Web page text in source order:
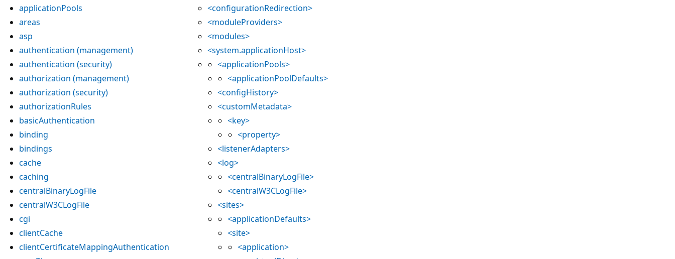
applicationPools
areas
asp
authentication (management)
authentication (security)
authorization (management)
authorization (security)
authorizationRules
basicAuthentication
binding
bindings
cache
caching
centralBinaryLogFile
centralW3CLogFile
cgi
clientCache
clientCertificateMappingAuthentication
<configurationRedirection>
<moduleProviders>
<modules>
<system.applicationHost>
<applicationPools>
<applicationPoolDefaults>
<configHistory>
<customMetadata>
<key>
<property>
<listenerAdapters>
<log>
<centralBinaryLogFile>
<centralW3CLogFile>
<sites>
<applicationDefaults>
<site>
<application>